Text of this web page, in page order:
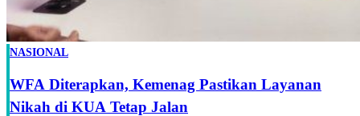
NASIONAL
WFA Diterapkan, Kemenag Pastikan Layanan
Nikah di KUA Tetap Jalan